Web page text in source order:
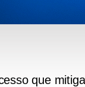
que